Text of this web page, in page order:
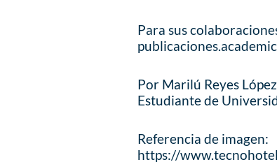
Para sus
Por Marilú Reyes
Estudiante de
Referencia de imagen:
https://